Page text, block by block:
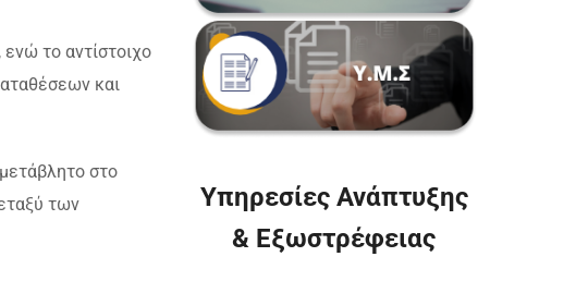
το αντίστοιχο
και
στο
των
Υπηρεσίες Ανάπτυξης
& Εξωστρέφειας